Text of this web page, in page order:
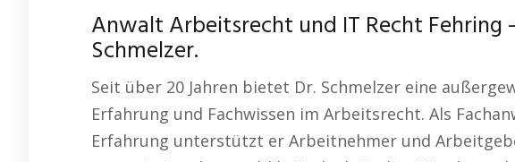
Anwalt Arbeitsrecht und IT Recht Fehring
Schmelzer.
Seit über 20 Jahren bietet Dr. Schmelzer eine
Erfahrung und Fachwissen im Arbeitsrecht. Als
Erfahrung unterstützt er Arbeitnehmer und